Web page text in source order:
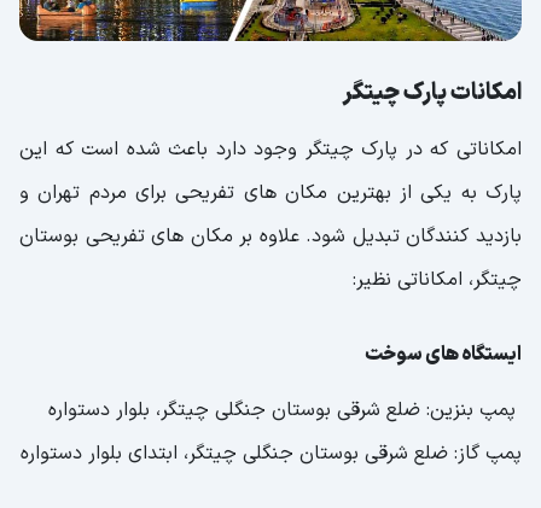
امکانات پارک چیتگر
امکاناتی که در پارک چیتگر وجود دارد باعث شده است که این
پارک به یکی از بهترین مکان های تفریحی برای مردم تهران و
بازدید کنندگان تبدیل شود. علاوه بر مکان های تفریحی بوستان
چیتگر، امکاناتی نظیر:
ایستگاه های سوخت
پمپ بنزین: ضلع شرقی بوستان جنگلی چیتگر، بلوار دستواره
پمپ گاز: ضلع شرقی بوستان جنگلی چیتگر، ابتدای بلوار دستواره